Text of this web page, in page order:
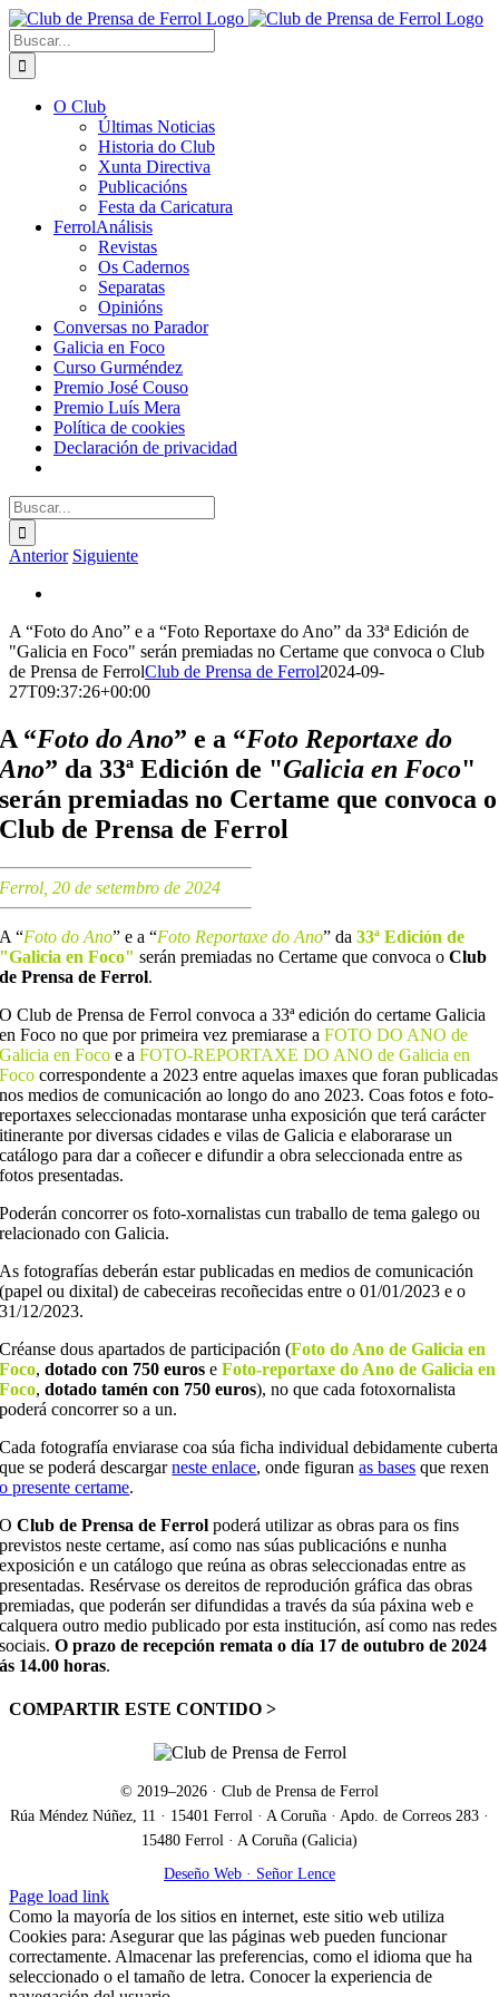
Saltar
al
contenido
Buscar:
O Club
Últimas Noticias
Historia do Club
Xunta Directiva
Publicacións
Festa da Caricatura
FerrolAnálisis
Revistas
Os Cadernos
Separatas
Opinións
Conversas no Parador
Galicia en Foco
Curso Gurméndez
Premio José Couso
Premio Luís Mera
Política de cookies
Declaración de privacidad
Buscar:
Anterior Siguiente
más
grande
A “Foto do Ano” e a “Foto Reportaxe do Ano” da 33ª Edición de
"Galicia en Foco" serán premiadas no Certame que convoca o Club
de Prensa de FerrolClub de Prensa de Ferrol2024-09-
27T09:37:26+00:00
A “Foto do Ano” e a “Foto Reportaxe do
Ano” da 33ª Edición de "Galicia en Foco"
serán premiadas no Certame que convoca o
Club de Prensa de Ferrol
Ferrol, 20 de setembro de 2024
A “Foto do Ano” e a “Foto Reportaxe do Ano” da33ª Edición de
"Galicia en Foco" serán premiadas no Certame que convoca oClub
de Prensa de Ferrol.
O Club de Prensa de Ferrol convoca a 33ª edición do certame Galicia
en Foco no que por primeira vez premiarase aFOTO DO ANO de
Galicia en Foco e aFOTO-REPORTAXE DO ANO de Galicia en
Foco correspondente a 2023 entre aquelas imaxes que foran publicadas
nos medios de comunicación ao longo do ano 2023. Coas fotos e foto-
reportaxes seleccionadas montarase unha exposición que terá carácter
itinerante por diversas cidades e vilas de Galicia e elaborarase un
catálogo para dar a coñecer e difundir a obra seleccionada entre as
fotos presentadas.
Poderán concorrer os foto-xornalistas cun traballo de tema galego ou
relacionado con Galicia.
As fotografías deberán estar publicadas en medios de comunicación
(papel ou dixital) de cabeceiras recoñecidas entre o 01/01/2023 e o
31/12/2023.
Créanse dous apartados de participación (Foto do Ano de Galicia en
Foco,dotado con 750 euros eFoto-reportaxe do Ano de Galicia en
Foco,dotado tamén con 750 euros), no que cada fotoxornalista
poderá concorrer so a un.
Cada fotografía enviarase coa súa ficha individual debidamente cuberta
que se poderá descargarneste enlace, onde figuranas bases que rexen
o presente certame.
OClub de Prensa de Ferrol poderá utilizar as obras para os fins
previstos neste certame, así como nas súas publicacións e nunha
exposición e un catálogo que reúna as obras seleccionadas entre as
presentadas. Resérvase os dereitos de reprodución gráfica das obras
premiadas, que poderán ser difundidas a través da súa páxina web e
calquera outro medio publicado por esta institución, así como nas redes
sociais.O prazo de recepción remata o día 17 de outubro de 2024
ás 14.00 horas.
COMPARTIR ESTE CONTIDO >
© 2019–2026 · Club de Prensa de Ferrol
Rúa Méndez Núñez, 11 · 15401 Ferrol · A Coruña · Apdo. de Correos 283 ·
15480 Ferrol · A Coruña (Galicia)
Deseño Web · Señor Lence
Facebook
X
Correo
electrónico
Page load link
Como la mayoría de los sitios en internet, este sitio web utiliza
Cookies para: Asegurar que las páginas web pueden funcionar
correctamente. Almacenar las preferencias, como el idioma que ha
seleccionado o el tamaño de letra. Conocer la experiencia de